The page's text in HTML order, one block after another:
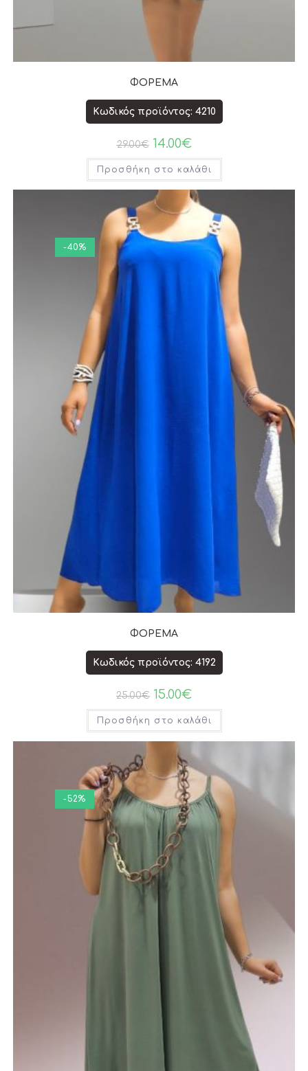
ΦΟΡΕΜΑ
Κωδικός προϊόντος: 4210
29.00€ 14.00€
Προσθήκη στο καλάθι
-40%
ΦΟΡΕΜΑ
Κωδικός προϊόντος: 4192
25.00€ 15.00€
Προσθήκη στο καλάθι
-52%